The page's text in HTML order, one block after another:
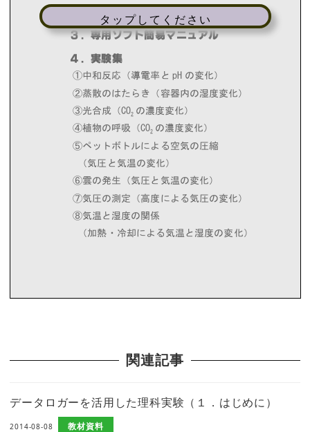
タップしてください
関連記事
データロガーを活用した理科実験（１．はじめに）
2014-08-08 教材資料